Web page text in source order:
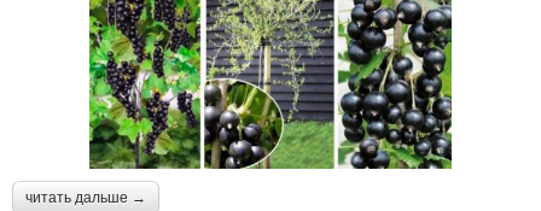
читать дальше →